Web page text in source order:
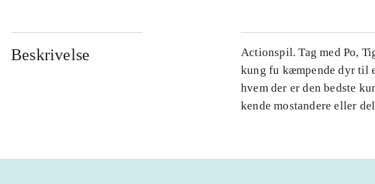
Beskrivelse
Actionspil. Tag med Po,
kung fu kæmpende dyr til
hvem der er den bedste
kende mostandere eller